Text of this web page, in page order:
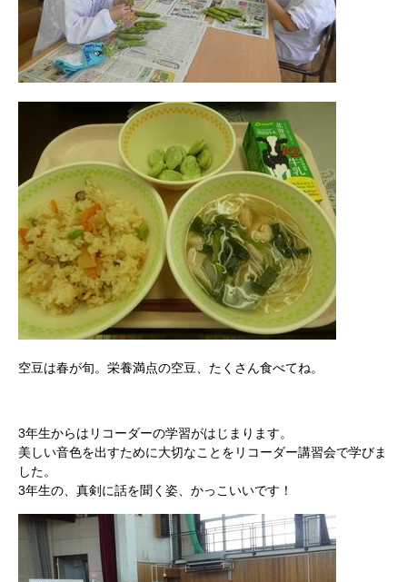
空豆は春が旬。栄養満点の空豆、たくさん食べてね。
3年生からはリコーダーの学習がはじまります。
美しい音色を出すために大切なことをリコーダー講習会で学びま
した。
3年生の、真剣に話を聞く姿、かっこいいです！